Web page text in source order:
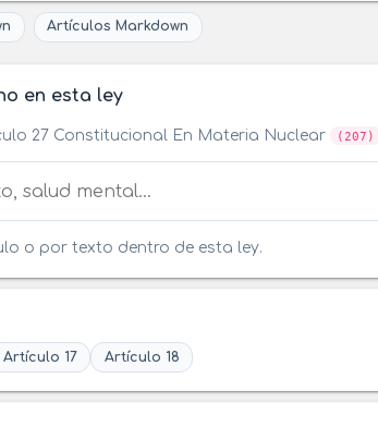
Artículos Markdown
en esta ley
27 Constitucional En Materia Nuclear (207)
o por texto dentro de esta ley.
Artículo 17 Artículo 18